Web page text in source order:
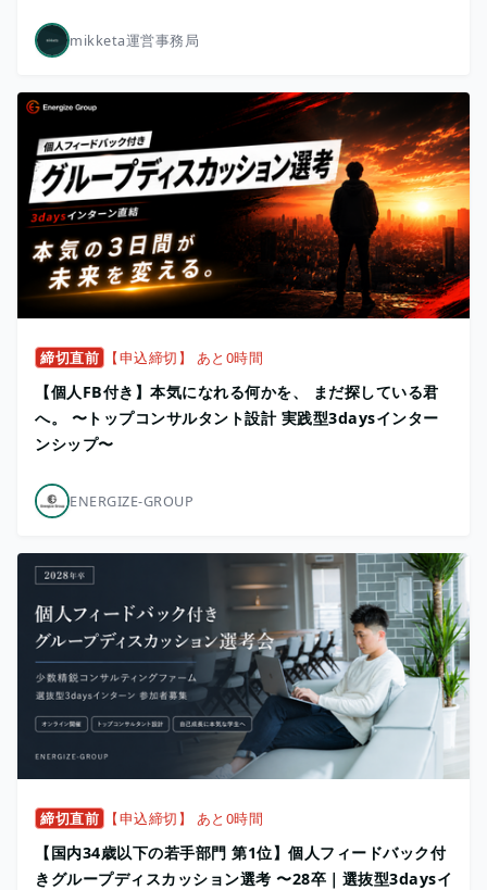
mikketa運営事務局
締切直前 【申込締切】 あと0時間
【個人FB付き】本気になれる何かを、 まだ探している君
へ。 〜トップコンサルタント設計 実践型3daysインター
ンシップ〜
ENERGIZE-GROUP
締切直前 【申込締切】 あと0時間
【国内34歳以下の若手部門 第1位】個人フィードバック付
きグループディスカッション選考 〜28卒｜選抜型3daysイ